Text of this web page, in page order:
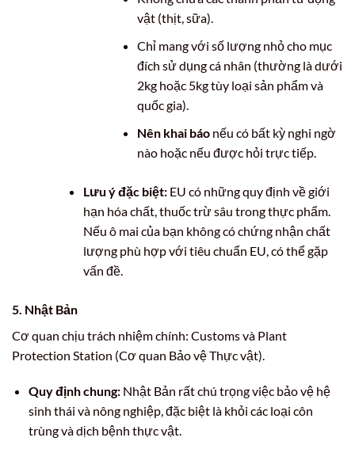
vật (thịt, sữa).
Chỉ mang với số lượng nhỏ cho mục
đích sử dụng cá nhân (thường là dưới
2kg hoặc 5kg tùy loại sản phẩm và
quốc gia).
Nên khai báo nếu có bất kỳ nghi ngờ
nào hoặc nếu được hỏi trực tiếp.
Lưu ý đặc biệt:EU có những quy định về giới
hạn hóa chất, thuốc trừ sâu trong thực phẩm.
Nếu ô mai của bạn không có chứng nhận chất
lượng phù hợp với tiêu chuẩn EU, có thể gặp
vấn đề.
5. Nhật Bản
Cơ quan chịu trách nhiệm chính: Customs và Plant
Protection Station (Cơ quan Bảo vệ Thực vật).
Quy định chung:Nhật Bản rất chú trọng việc bảo vệ hệ
sinh thái và nông nghiệp, đặc biệt là khỏi các loại côn
trùng và dịch bệnh thực vật.